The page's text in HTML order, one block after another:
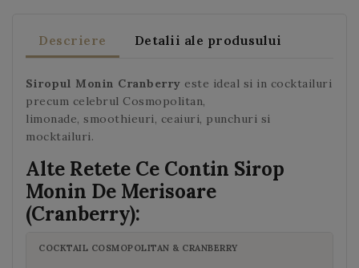
Descriere Detalii ale produsului
Siropul Monin Cranberry este ideal si in cocktailuri
precum celebrul Cosmopolitan,
limonade, smoothieuri, ceaiuri, punchuri si
mocktailuri.
Alte Retete Ce Contin Sirop
Monin De Merisoare
(Cranberry):
COCKTAIL COSMOPOLITAN & CRANBERRY